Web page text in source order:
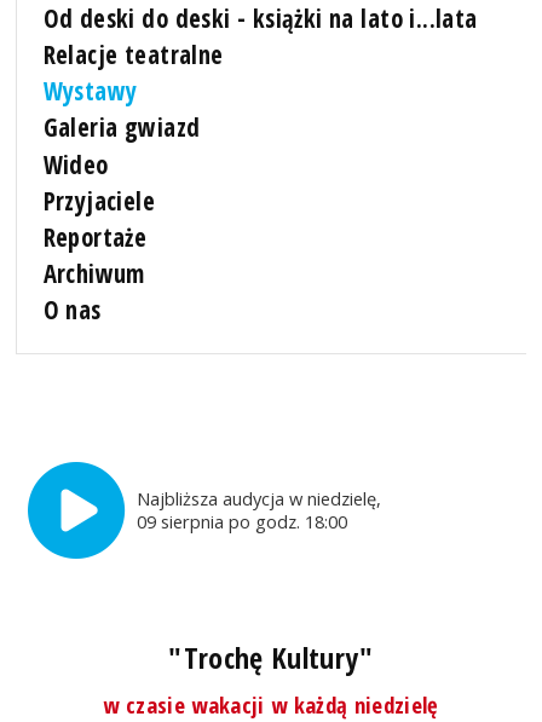
Od deski do deski - książki na lato i...lata
Relacje teatralne
Wystawy
Galeria gwiazd
Wideo
Przyjaciele
Reportaże
Archiwum
O nas
Najbliższa audycja w niedzielę,
09 sierpnia po godz. 18:00
"Trochę Kultury"
w czasie wakacji w każdą niedzielę